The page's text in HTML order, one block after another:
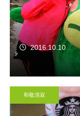
2016.10.10
和敬清寂